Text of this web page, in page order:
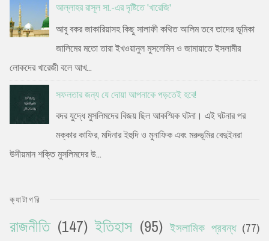
আল্লাহর রাসূল সা.-এর দৃষ্টিতে 'খারেজি'
আবু বকর জাকারিয়াসহ কিছু সালাফী কথিত আলিম তবে তাদের ভূমিকা
জালিমের মতো তারা ইখওয়ানুল মুসলেমিন ও জামায়াতে ইসলামীর
লোকদের খারেজী বলে আখ...
সফলতার জন্য যে দোয়া আপনাকে পড়তেই হবে!
বদর যুদ্ধে মুসলিমদের বিজয় ছিল আকস্মিক ঘটনা। এই ঘটনার পর
মক্কার কাফির, মদিনার ইহুদি ও মুনাফিক এবং মরুভূমির বেদুইনরা
উদীয়মান শক্তি মুসলিমদের উ...
ক্যাটাগরি
রাজনীতি (147) ইতিহাস (95) ইসলামিক প্রবন্ধ (77)